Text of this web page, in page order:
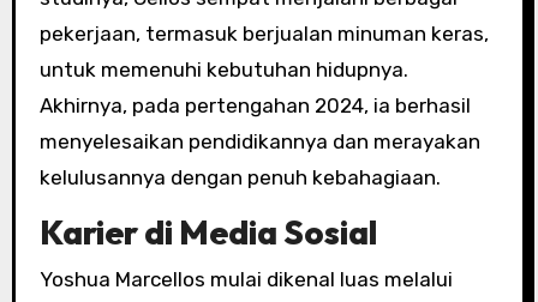
pekerjaan, termasuk berjualan minuman keras,
untuk memenuhi kebutuhan hidupnya.
Akhirnya, pada pertengahan 2024, ia berhasil
menyelesaikan pendidikannya dan merayakan
kelulusannya dengan penuh kebahagiaan.
Karier di Media Sosial
Yoshua Marcellos mulai dikenal luas melalui